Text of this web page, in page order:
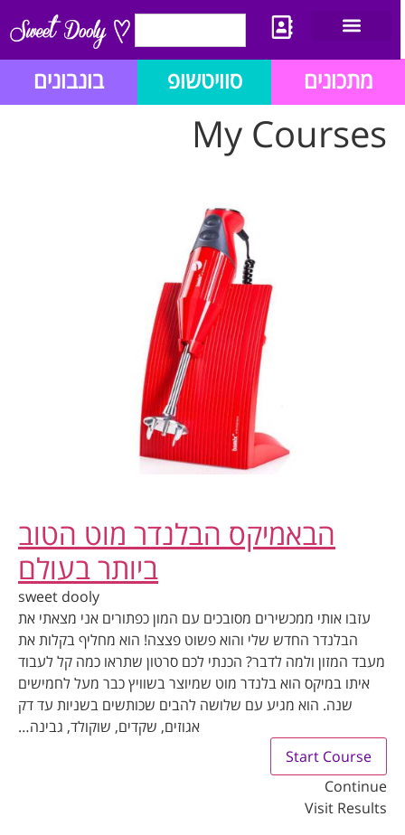
מתכונים סוויטשופ בונבונים
My Courses
הבאמיקס הבלנדר מוט הטוב
ביותר בעולם
sweet dooly
עזבו אותי ממכשירים מסובכים עם המון כפתורים אני מצאתי את
הבלנדר החדש שלי והוא פשוט פצצה! הוא מחליף בקלות את
מעבד המזון ולמה לדבר? הכנתי לכם סרטון שתראו כמה קל לעבוד
איתו במיקס הוא בלנדר מוט שמיוצר בשוויץ כבר מעל לחמישים
שנה. הוא מגיע עם שלושה להבים שכותשים בשניות עד דק
אגוזים, שקדים, שוקולד, גבינה…
Start Course
Continue
Visit Results